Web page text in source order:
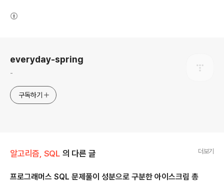
everyday-spring
-
구독하기
알고리즘, SQL 의 다른 글 더보기
프로그래머스 SQL 문제풀이 성분으로 구분한 아이스크림 총